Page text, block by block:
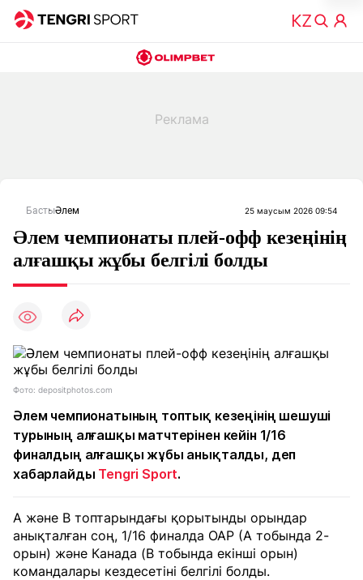
БастыӘлем 25 маусым 2026 09:54
Әлем чемпионаты плей-офф кезеңінің
алғашқы жұбы белгілі болды
Фото: depositphotos.com
Әлем чемпионатының топтық кезеңінің шешуші
турының алғашқы матчтерінен кейін 1/16
финалдың алғашқы жұбы анықталды, деп
хабарлайды Tengri Sport.
A және B топтарындағы қорытынды орындар
анықталған соң, 1/16 финалда ОАР (A тобында 2-
орын) және Канада (B тобында екінші орын)
командалары кездесетіні белгілі болды.